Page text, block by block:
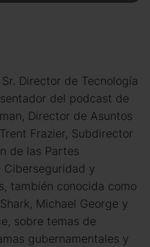
Director de Tecnología
del podcast de
Director de Asuntos
Frazier, Subdirector
de las Partes
Ciberseguridad y
también conocida como
Michael George y
sobre temas de
gubernamentales y